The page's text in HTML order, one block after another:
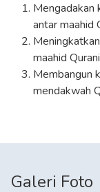
Mengadakan
antar maahid
maahid
Membangun
mendakwah
Galeri Foto